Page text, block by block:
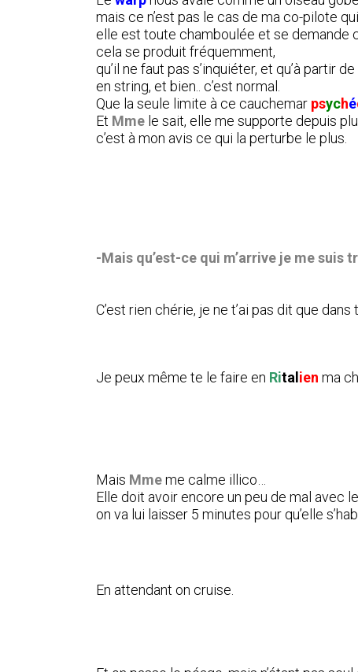
mais ce n’est pas le cas de ma co-pilote
elle est toute chamboulée et se demande
cela se produit fréquemment,
qu’il ne faut pas s’inquiéter, et qu’à partir
en string, et bien.. c’est normal.
Que la seule limite à ce cauchemar psyché
Et Mme le sait, elle me supporte depuis
c’est à mon avis ce qui la perturbe le plus.
-Mais qu’est-ce qui m’arrive je me suis
C’est rien chérie, je ne t’ai pas dit que dans
Je peux même te le faire en Rital ien ma
Mais Mmeme calme illico…
Elle doit avoir encore un peu de mal avec le
on va lui laisser 5 minutes pour qu’elle
En attendant on cruise.